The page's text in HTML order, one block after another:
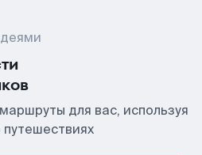
для вас, используя